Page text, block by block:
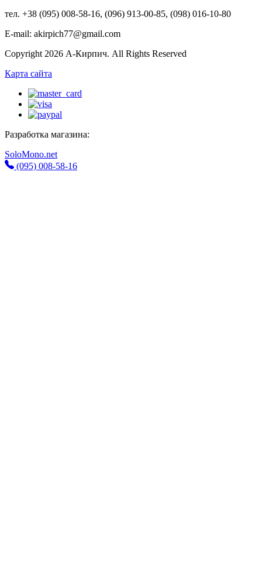
тел. +38 (095) 008-58-16, (096) 913-00-85, (098) 016-10-80
E-mail: akirpich77@gmail.com
Copyright 2026 А-Кирпич. All Rights Reserved
Карта сайта
Разработка магазина:
SoloMono.net
(095) 008-58-16